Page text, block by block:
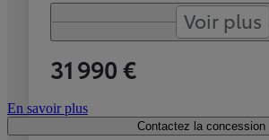
Voir plus
31 990 €
En savoir plus
Contactez la concession